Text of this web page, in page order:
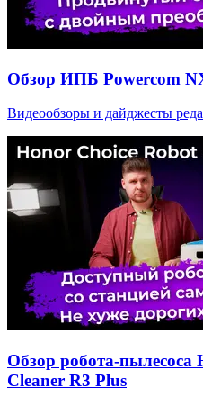
Обзор ИПБ Powercom
Видеообзоры и дайджесты
Обзор робота-пылесоса
Cleaner R3 Plus